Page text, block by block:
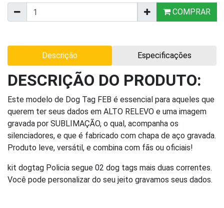
COMPRAR
Descrição Especificações
DESCRIÇÃO DO PRODUTO:
Este modelo de Dog Tag FEB é essencial para aqueles que
querem ter seus dados em ALTO RELEVO e uma imagem
gravada por SUBLIMAÇÃO, o qual, acompanha os
silenciadores, e que é fabricado com chapa de aço gravada.
Produto leve, versátil, e combina com fãs ou oficiais!
kit dogtag Policia segue 02 dog tags mais duas correntes.
Você pode personalizar do seu jeito gravamos seus dados.